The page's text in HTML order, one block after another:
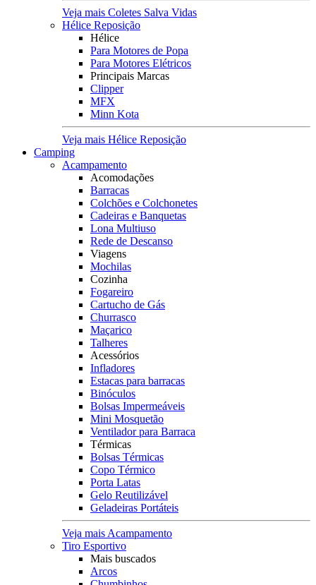
Veja mais Coletes Salva Vidas
Hélice Reposição
Hélice
Para Motores de Popa
Para Motores Elétricos
Principais Marcas
Clipper
MFX
Minn Kota
Veja mais Hélice Reposição
Camping
Acampamento
Acomodações
Barracas
Colchões e Colchonetes
Cadeiras e Banquetas
Lona Multiuso
Rede de Descanso
Viagens
Mochilas
Cozinha
Fogareiro
Cartucho de Gás
Churrasco
Maçarico
Talheres
Acessórios
Infladores
Estacas para barracas
Binóculos
Bolsas Impermeáveis
Mini Mosquetão
Ventilador para Barraca
Térmicas
Bolsas Térmicas
Copo Térmico
Porta Latas
Gelo Reutilizável
Geladeiras Portáteis
Veja mais Acampamento
Tiro Esportivo
Mais buscados
Arcos